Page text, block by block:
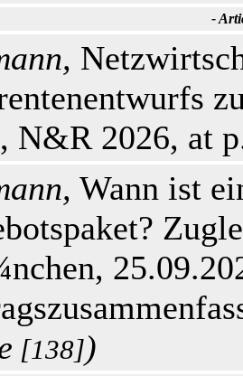
-
N&R 2026, at
Wann ist
[138])